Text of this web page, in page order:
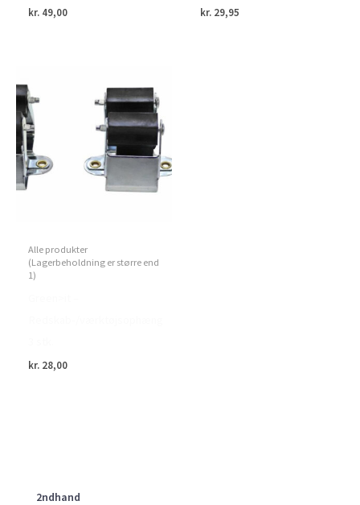
2ndhand
kr. 49,00 kr. 29,95
Alle produkter
(Lagerbeholdning er større end
1)
kr. 28,00